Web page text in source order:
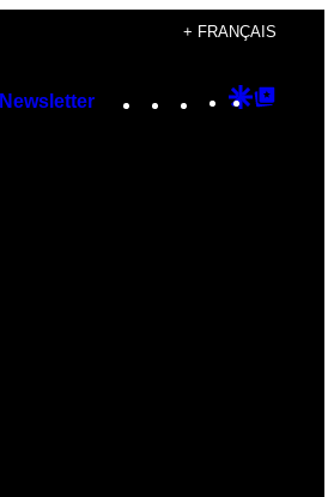
+ FRANÇAIS
Newsletter Instagram
TikTok
YouTube
Google